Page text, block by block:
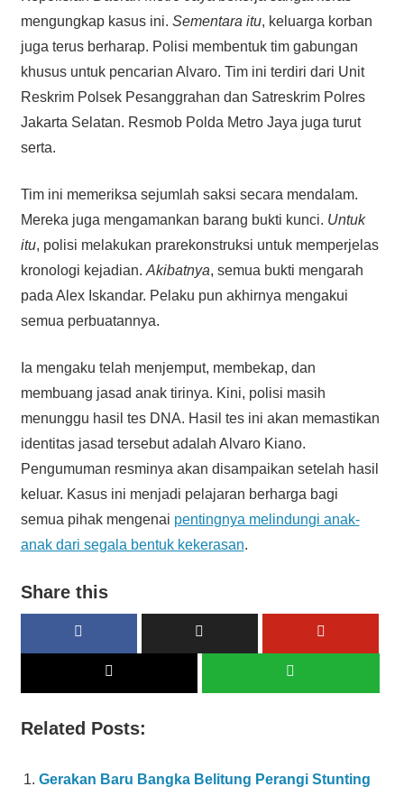
mengungkap kasus ini. Sementara itu, keluarga korban
juga terus berharap. Polisi membentuk tim gabungan
khusus untuk pencarian Alvaro. Tim ini terdiri dari Unit
Reskrim Polsek Pesanggrahan dan Satreskrim Polres
Jakarta Selatan. Resmob Polda Metro Jaya juga turut
serta.
Tim ini memeriksa sejumlah saksi secara mendalam.
Mereka juga mengamankan barang bukti kunci. Untuk
itu, polisi melakukan prarekonstruksi untuk memperjelas
kronologi kejadian. Akibatnya, semua bukti mengarah
pada Alex Iskandar. Pelaku pun akhirnya mengakui
semua perbuatannya.
Ia mengaku telah menjemput, membekap, dan
membuang jasad anak tirinya. Kini, polisi masih
menunggu hasil tes DNA. Hasil tes ini akan memastikan
identitas jasad tersebut adalah Alvaro Kiano.
Pengumuman resminya akan disampaikan setelah hasil
keluar. Kasus ini menjadi pelajaran berharga bagi
semua pihak mengenai pentingnya melindungi anak-
anak dari segala bentuk kekerasan.
Share this
Related Posts:
Gerakan Baru Bangka Belitung Perangi Stunting